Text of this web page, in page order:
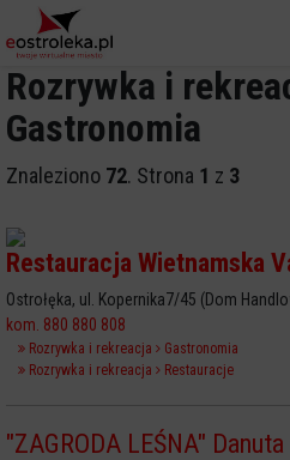
Rozrywka i
Gastronomia
Znaleziono 72. Strona 1 z 3
Restauracja Wietnamska
Ostrołęka, ul. Kopernika7/45 (Dom
kom. 880 880 808
Rozrywka i rekreacja
Gastronomia
Rozrywka i rekreacja
Restauracje
"ZAGRODA LEŚNA"